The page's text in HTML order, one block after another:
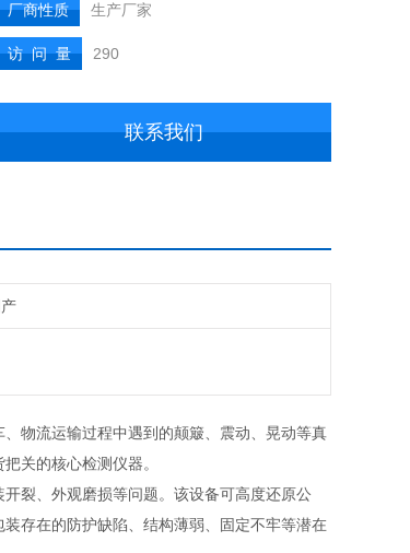
厂商性质 生产厂家
访 问 量 290
联系我们
物流运输过程中遇到的颠簸、震动、晃动等真
关的核心检测仪器。
裂、外观磨损等问题。该设备可高度还原公
存在的防护缺陷、结构薄弱、固定不牢等潜在